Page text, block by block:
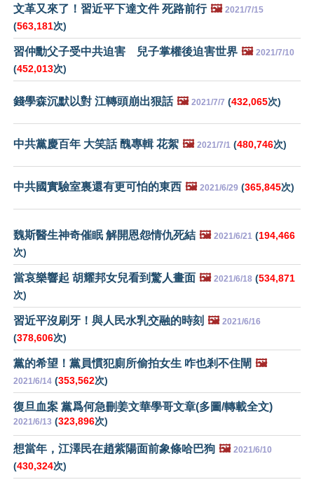
文革又來了！習近平下達文件 死路前行 🖼️ 2021/7/15
(563,181次)
習仲勳父子受中共迫害 兒子掌權後迫害世界 🖼️ 2021/7/10
(452,013次)
錢學森沉默以對 江轉頭崩出狠話 🖼️ 2021/7/7 (432,065次)
中共黨慶百年 大笑話 醜專輯 花絮 🖼️ 2021/7/1 (480,746次)
中共國實驗室裏還有更可怕的東西 🖼️ 2021/6/29 (365,845次)
魏斯醫生神奇催眠 解開恩怨情仇死結 🖼️ 2021/6/21 (194,466
次)
當哀樂響起 胡耀邦女兒看到驚人畫面 🖼️ 2021/6/18 (534,871
次)
習近平沒刷牙！與人民水乳交融的時刻 🖼️ 2021/6/16
(378,606次)
黨的希望！黨員慣犯廁所偷拍女生 咋也剎不住閘 🖼️
2021/6/14 (353,562次)
復旦血案 黨爲何急刪姜文華學哥文章(多圖/轉載全文)
2021/6/13 (323,896次)
想當年，江澤民在趙紫陽面前象條哈巴狗 🖼️ 2021/6/10
(430,324次)